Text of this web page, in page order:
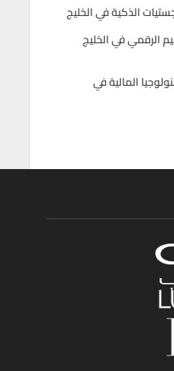
الرقمي في الخليج
المالية في